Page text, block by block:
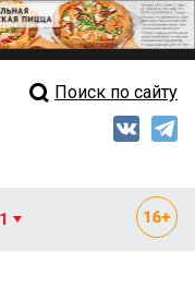
выпуск
Поиск по сайту